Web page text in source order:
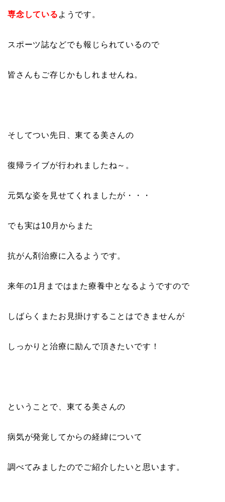
専念している ようです。
スポーツ誌などでも報じられているので
皆さんもご存じかもしれませんね。
そしてつい先日、東てる美さんの
復帰ライブが行われましたね～。
元気な姿を見せてくれましたが・・・
でも実は10月からまた
抗がん剤治療に入るようです。
来年の1月まではまた療養中となるようですので
しばらくまたお見掛けすることはできませんが
しっかりと治療に励んで頂きたいです！
ということで、東てる美さんの
病気が発覚してからの経緯について
調べてみましたのでご紹介したいと思います。